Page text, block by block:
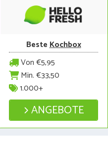
BesteKochbox
Von €5,95
Min. €33,50
1.000+
ANGEBOTE